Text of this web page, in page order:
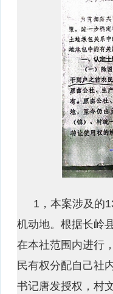
1，本案涉及的
机动地。根据长岭
在本社范围内进行
民有权分配自己社
书记唐发授权，村